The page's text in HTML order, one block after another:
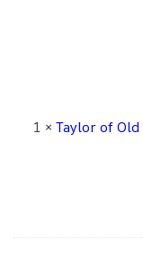
1 × Taylor of